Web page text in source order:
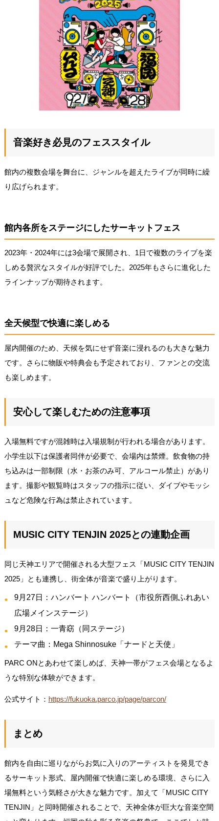
音楽好き必見のフェススタイル
館内の複数会場を舞台に、ジャンルを超えたライブが同時に繰
り広げられます。
館内各所をステージにしたサーキットフェス
2023年・2024年には3会場で展開され、1日で複数のライブを楽
しめる贅沢なスタイルが好評でした。2025年もさらに進化した
ラインナップが期待されます。
全天候型で快適に楽しめる
屋内開催のため、天候を気にせず音楽に浸れるのも大きな魅力
です。さらに物販や特典会も予定されており、ファンとの交流
も楽しめます。
安心して楽しむための注意事項
入場無料ですが混雑時は入場規制が行われる場合があります。
小学生以下は保護者同伴が必要で、会場内は禁煙。飲食物の持
ち込みは一部制限（水・お茶のみ可、アルコール禁止）があり
ます。撮影や観覧時はスタッフの指示に従い、ダイブやモッシ
ュなど危険な行為は禁止されています。
MUSIC CITY TENJIN 2025との連動企画
同じ天神エリアで開催される大型フェス「MUSIC CITY TENJIN
2025」とも連携し、街全体が音楽で盛り上がります。
9月27日：ハンバート ハンバート（市役所西側ふれあい
広場メインステージ）
9月28日：一青窈（同ステージ）
テーマ曲：Mega Shinnosuke「ナードと天使」
PARC ONとあわせて楽しめば、天神一帯がフェス会場となるよ
うな特別な体験ができます。
公式サイト： https://fukuoka.parco.jp/page/parcon/
まとめ
館内を自由に巡りながらお気に入りのアーティストを発見でき
るサーキット形式、屋内開催で快適に楽しめる環境、さらに入
場無料という気軽さが大きな魅力です。加えて「MUSIC CITY
TENJIN」と同時開催されることで、天神全体が巨大な音楽空間